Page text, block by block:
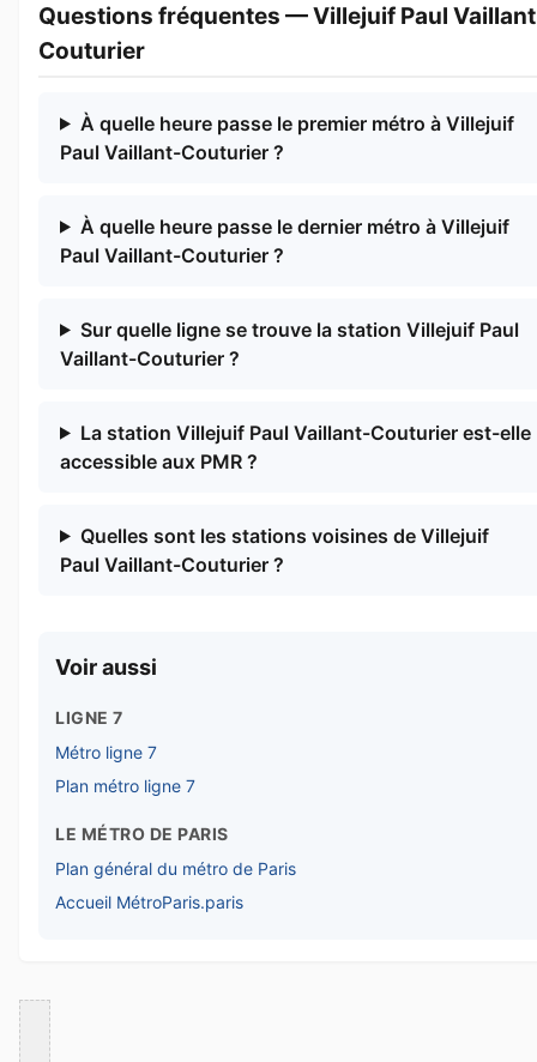
Questions fréquentes — Villejuif Paul
Couturier
À quelle heure passe le premier métro à Villejuif
Paul Vaillant-Couturier ?
À quelle heure passe le dernier métro à Villejuif
Paul Vaillant-Couturier ?
Sur quelle ligne se trouve la station Villejuif Paul
Vaillant-Couturier ?
La station Villejuif Paul Vaillant-Couturier est-elle
accessible aux PMR ?
Quelles sont les stations voisines de Villejuif
Paul Vaillant-Couturier ?
Voir aussi
LIGNE 7
Métro ligne 7
Plan métro ligne 7
LE MÉTRO DE PARIS
Plan général du métro de Paris
Accueil MétroParis.paris